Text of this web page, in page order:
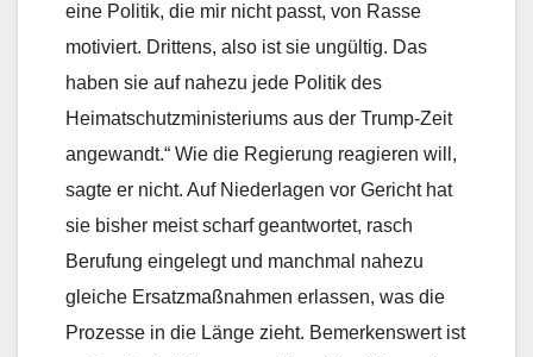
eine Politik, die mir nicht passt, von Rasse
motiviert. Drittens, also ist sie ungültig. Das
haben sie auf nahezu jede Politik des
Heimatschutzministeriums aus der Trump-Zeit
angewandt.“ Wie die Regierung reagieren will,
sagte er nicht. Auf Niederlagen vor Gericht hat
sie bisher meist scharf geantwortet, rasch
Berufung eingelegt und manchmal nahezu
gleiche Ersatzmaßnahmen erlassen, was die
Prozesse in die Länge zieht. Bemerkenswert ist